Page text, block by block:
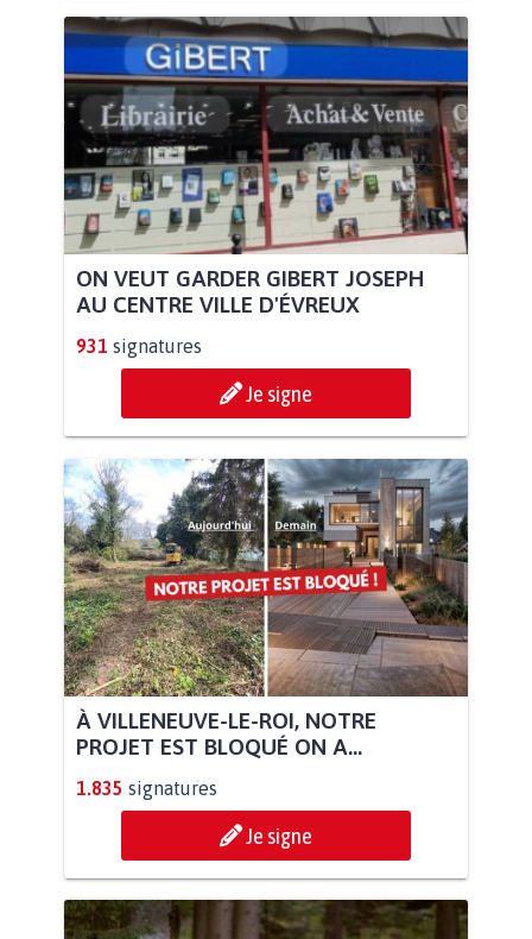
ON VEUT GARDER GIBERT JOSEPH
AU CENTRE VILLE D'ÉVREUX
931 signatures
Je signe
À VILLENEUVE-LE-ROI, NOTRE
PROJET EST BLOQUÉ ON A...
1.835 signatures
Je signe